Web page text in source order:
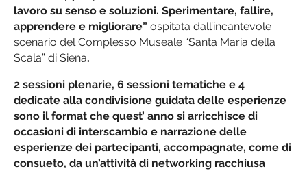
lavoro su senso e soluzioni. Sperimentare, fallire,
apprendere e migliorare” ospitata dall’incantevole
scenario del Complesso Museale “Santa Maria della
Scala” di Siena.
2 sessioni plenarie, 6 sessioni tematiche e 4
dedicate alla condivisione guidata delle esperienze
sono il format che quest’ anno si arricchisce di
occasioni di interscambio e narrazione delle
esperienze dei partecipanti, accompagnate, come di
consueto, da un’attività di networking racchiusa